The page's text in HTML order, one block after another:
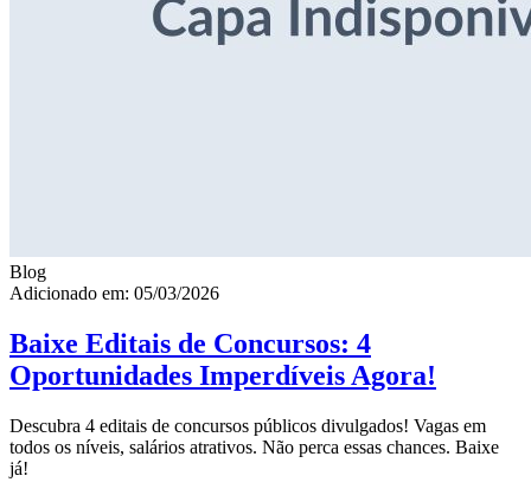
Blog
Adicionado em: 05/03/2026
Baixe Editais de Concursos: 4
Oportunidades Imperdíveis Agora!
Descubra 4 editais de concursos públicos divulgados! Vagas em
todos os níveis, salários atrativos. Não perca essas chances. Baixe
já!